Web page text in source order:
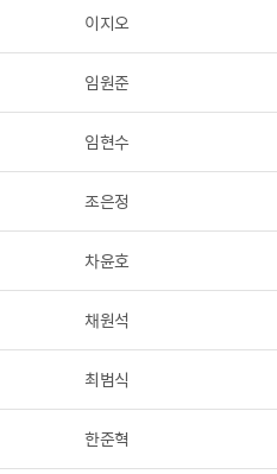
이지오
임원준
임현수
조은정
차윤호
채원석
최범식
한준혁